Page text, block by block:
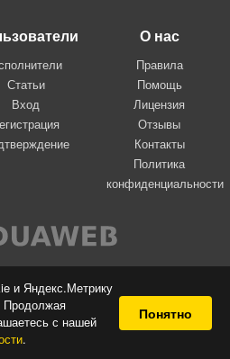
и Яндекс.Метрику
Продолжая
с нашей
.
Понятно
Статьи
Вход
О нас
Правила
Помощь
Лицензия
Отзывы
Контакты
Политика
конфиденциальности
Вконтакте
2026 Я-пою
сайт самовыражения